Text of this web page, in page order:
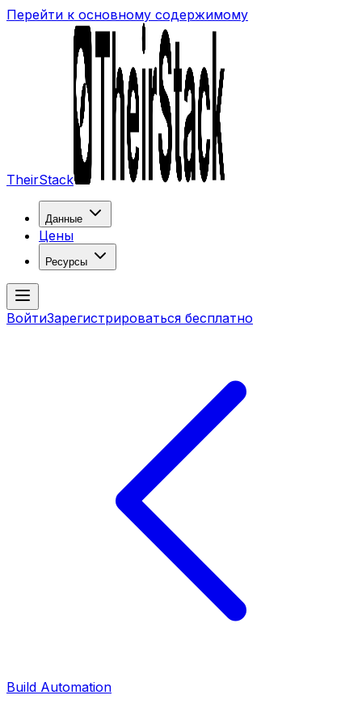
Перейти к основному содержимому
TheirStack
Данные
Цены
Ресурсы
ВойтиЗарегистрироваться бесплатно
Build Automation